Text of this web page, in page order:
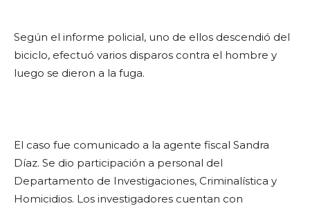
Según el informe policial, uno de ellos descendió del
biciclo, efectuó varios disparos contra el hombre y
luego se dieron a la fuga.
El caso fue comunicado a la agente fiscal Sandra
Díaz. Se dio participación a personal del
Departamento de Investigaciones, Criminalística y
Homicidios. Los investigadores cuentan con